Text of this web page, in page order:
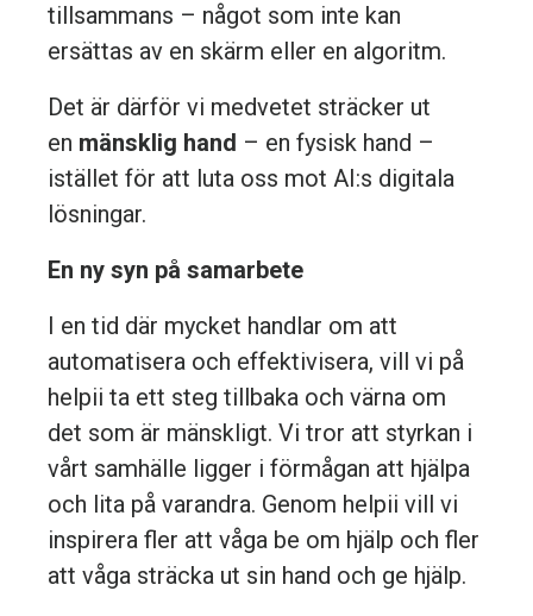
tillsammans – något som inte kan
ersättas av en skärm eller en algoritm.
Det är därför vi medvetet sträcker ut
en mänsklig hand – en fysisk hand –
istället för att luta oss mot AI:s digitala
lösningar.
En ny syn på samarbete
I en tid där mycket handlar om att
automatisera och effektivisera, vill vi på
helpii ta ett steg tillbaka och värna om
det som är mänskligt. Vi tror att styrkan i
vårt samhälle ligger i förmågan att hjälpa
och lita på varandra. Genom helpii vill vi
inspirera fler att våga be om hjälp och fler
att våga sträcka ut sin hand och ge hjälp.